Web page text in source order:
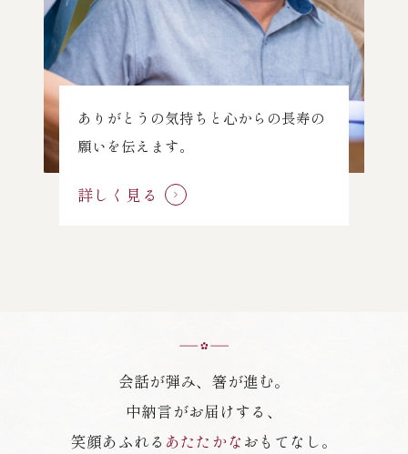
ありがとうの気持ちと心からの長寿の
願いを伝えます。
詳しく見る
会話が弾み、箸が進む。
中納言がお届けする、
笑顔あふれる あたたかな おもてなし。